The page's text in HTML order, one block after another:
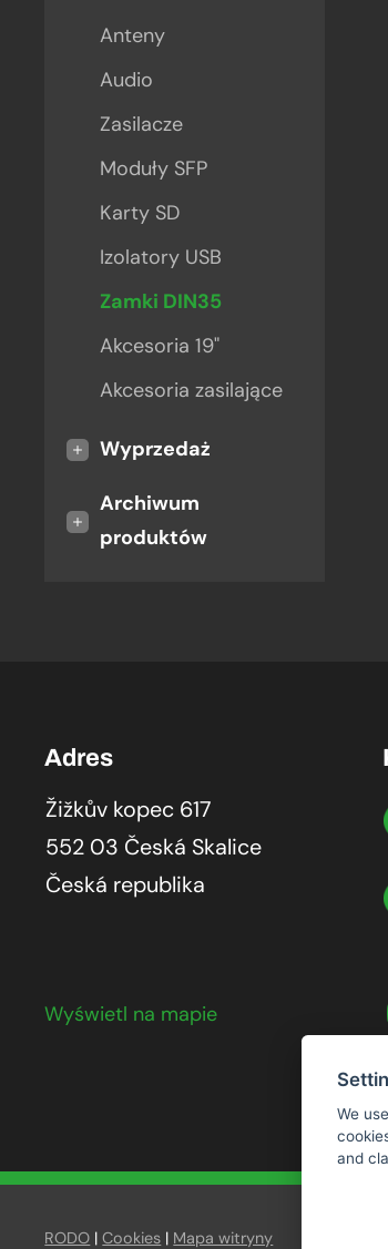
Anteny
Audio
Zasilacze
Moduły SFP
Karty SD
Izolatory USB
Zamki DIN35
Akcesoria 19"
Akcesoria zasilające
+ Wyprzedaż
+
Archiwum
produktów
Adres
Žižkův kopec 617
552 03 Česká Skalice
Česká republika
Wyświetl na mapie
RODO |Cookies | Mapa witryny
We
and